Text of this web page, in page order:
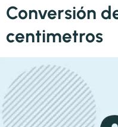
Conversión
centimetros